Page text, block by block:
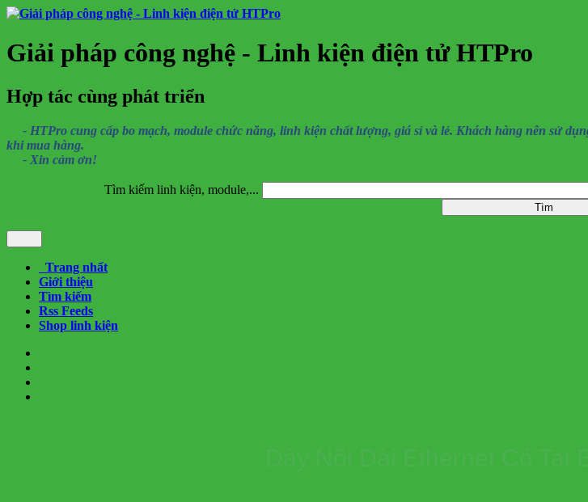
Giải pháp công nghệ - Linh kiện điện tử HTPro
Hợp tác cùng phát triển
- HTPro cung cấp bo mạch, module chức năng, linh kiện chất lượng, giá sỉ và lẻ. Khách hàng nên sử
khi mua hàng.
- Xin cảm ơn!
Tìm kiếm linh kiện, module,...
Trang nhất
Giới thiệu
Tìm kiếm
Rss Feeds
Shop linh kiện